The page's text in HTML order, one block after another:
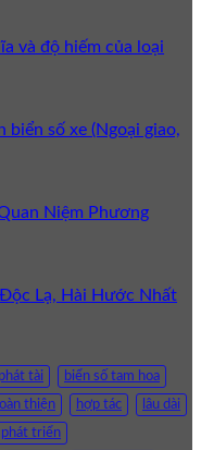
và độ hiếm của loại
biển số xe (Ngoại giao,
Niệm Phương
Độc Lạ, Hài Hước Nhất
tài biển số tam hoa
thiện hợp tác lâu dài
phát triển